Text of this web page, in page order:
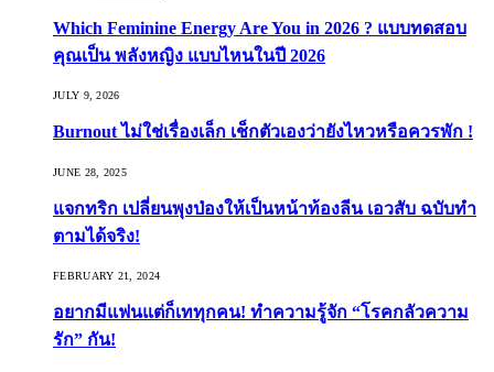
Which Feminine Energy Are You in 2026 ? แบบทดสอบ
คุณเป็น พลังหญิง แบบไหนในปี 2026
JULY 9, 2026
Burnout ไม่ใช่เรื่องเล็ก เช็กตัวเองว่ายังไหวหรือควรพัก !
JUNE 28, 2025
แจกทริก เปลี่ยนพุงป่องให้เป็นหน้าท้องลีน เอวสับ ฉบับทำ
ตามได้จริง!
FEBRUARY 21, 2024
อยากมีแฟนแต่ก็เททุกคน! ทำความรู้จัก “โรคกลัวความ
รัก” กัน!